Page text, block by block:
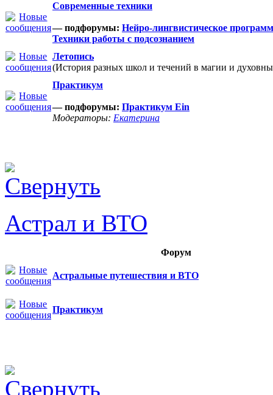
Современные техники
— подфорумы: Нейро-лингвистическое
Техники работы с подсознанием
Летопись
(История разных школ и течений в магии и
Практикум
— подфорумы: Практикум Ein
Модераторы: Екатерина
Астрал и ВТО
Форум
Астральные путешествия и ВТО
Практикум